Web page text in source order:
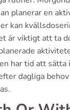
planerar en
kan
är viktigt att ta
har tid att sätta
dagliga